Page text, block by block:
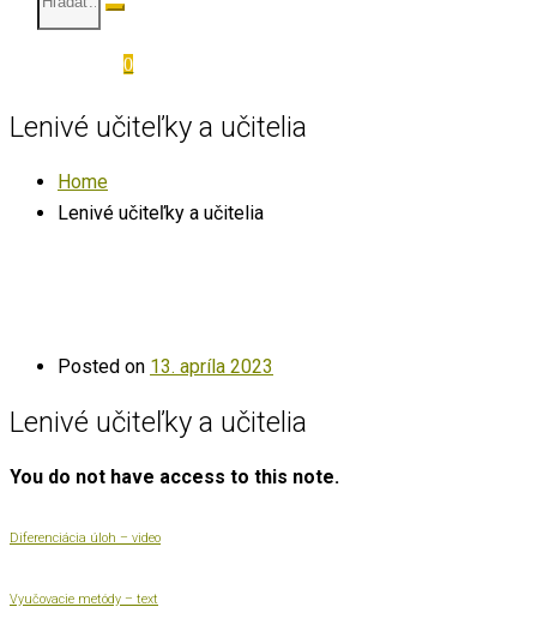
0
Lenivé učiteľky a učitelia
Home
Lenivé učiteľky a učitelia
Posted on 13. apríla 2023
Lenivé učiteľky a učitelia
You do not have access to this note.
Diferenciácia úloh – video
Vyučovacie metódy – text